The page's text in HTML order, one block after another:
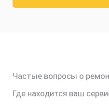
Частые вопросы о
Где находится ваш